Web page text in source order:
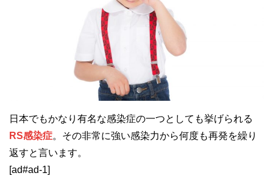
日本でもかなり有名な感染症の一つとしても挙げられる
RS感染症。その非常に強い感染力から何度も再発を繰り
返すと言います。
[ad#ad-1]